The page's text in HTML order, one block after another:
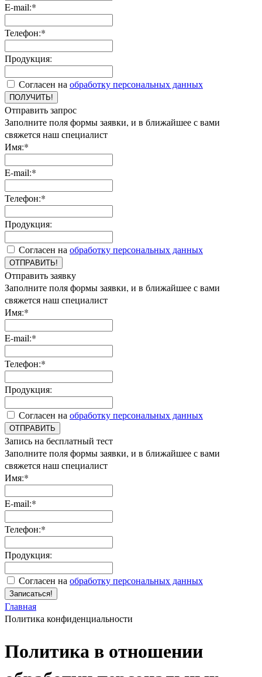
E-mail:*
Телефон:*
Продукция:
Согласен на обработку персональных данных
ПОЛУЧИТЬ!
Отправить запрос
Заполните поля формы заявки, и в ближайшее с вами
свяжется наш специалист
Имя:*
E-mail:*
Телефон:*
Продукция:
Согласен на обработку персональных данных
ОТПРАВИТЬ!
Отправить заявку
Заполните поля формы заявки, и в ближайшее с вами
свяжется наш специалист
Имя:*
E-mail:*
Телефон:*
Продукция:
Согласен на обработку персональных данных
ОТПРАВИТЬ
Запись на бесплатный тест
Заполните поля формы заявки, и в ближайшее с вами
свяжется наш специалист
Имя:*
E-mail:*
Телефон:*
Продукция:
Согласен на обработку персональных данных
Записаться!
Главная
Политика конфиденциальности
Политика в отношении